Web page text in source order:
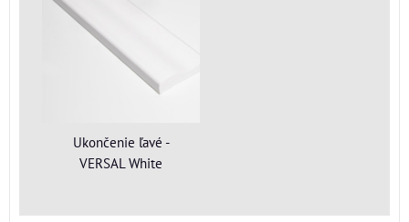
Ukončenie ľavé -
VERSAL White